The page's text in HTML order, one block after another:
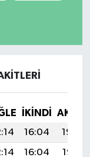
İKINDI
16:04
19:24
16:04
19:23